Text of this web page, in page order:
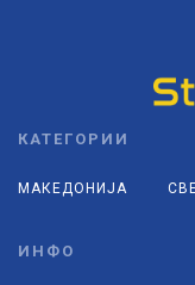
КАТЕГОРИИ
МАКЕДОНИЈА
ИНФО